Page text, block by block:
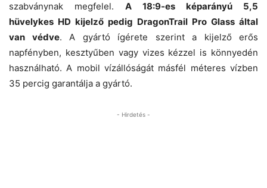
szabványnak megfelel. A 18:9-es képarányú 5,5
hüvelykes HD kijelző pedig DragonTrail Pro Glass által
van védve. A gyártó ígérete szerint a kijelző erős
napfényben, kesztyűben vagy vizes kézzel is könnyedén
használható. A mobil vízállóságát másfél méteres vízben
35 percig garantálja a gyártó.
- Hirdetés -